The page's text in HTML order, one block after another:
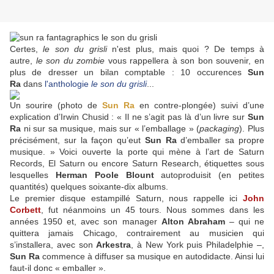
Certes,le son du grislin'est plus, mais quoi ? De temps à
autre, le son du zombie vous rappellera à son bon souvenir, en
plus de dresser un bilan comptable : 10 occurences Sun
Ra dans l'anthologie le son du grisli...
Un sourire (photo de Sun Ra en contre-plongée) suivi d’une
explication d’Irwin Chusid : « Il ne s’agit pas là d’un livre sur Sun
Ra ni sur sa musique, mais sur « l’emballage » (packaging). Plus
précisément, sur la façon qu’eut Sun Rad’emballer sa propre
musique. » Voici ouverte la porte qui mène à l’art de Saturn
Records, El Saturn ou encore Saturn Research, étiquettes sous
lesquelles Herman Poole Blountautoproduisit (en petites
quantités) quelques soixante-dix albums.
Le premier disque estampillé Saturn, nous rappelle ici John
Corbett , fut néanmoins un 45 tours. Nous sommes dans les
années 1950 et, avec son manager Alton Abraham– qui ne
quittera jamais Chicago, contrairement au musicien qui
s’installera, avec sonArkestra , à New York puis Philadelphie –,
Sun Ra commence à diffuser sa musique en autodidacte. Ainsi lui
faut-il donc « emballer ».